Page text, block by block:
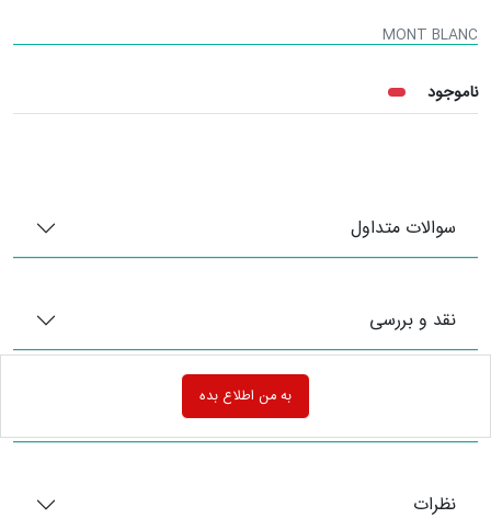
MONT BLANC
ناموجود
به من اطلاع بده
سوالات متداول
نقد و بررسی
نظرات
خانه